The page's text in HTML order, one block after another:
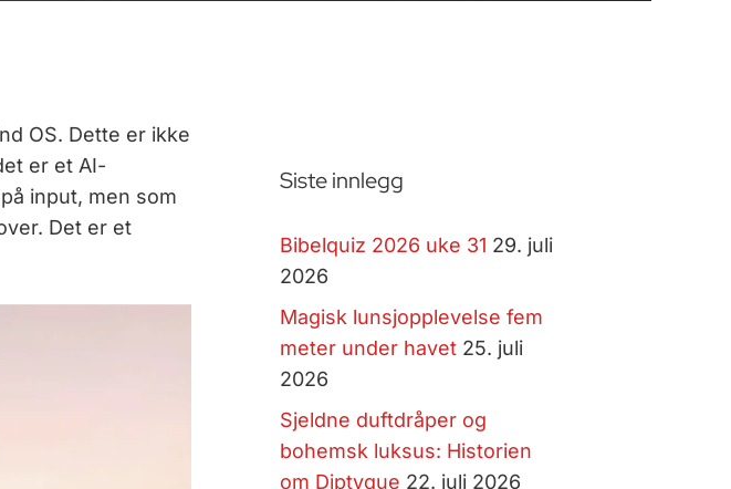
OS. Dette er ikke
er et AI-
input, men som
Det er et
Siste innlegg
Bibelquiz 2026 uke 31 29. juli
2026
Magisk lunsjopplevelse fem
meter under havet 25. juli
2026
Sjeldne duftdråper og
bohemsk luksus: Historien
om Diptyque 22. juli 2026